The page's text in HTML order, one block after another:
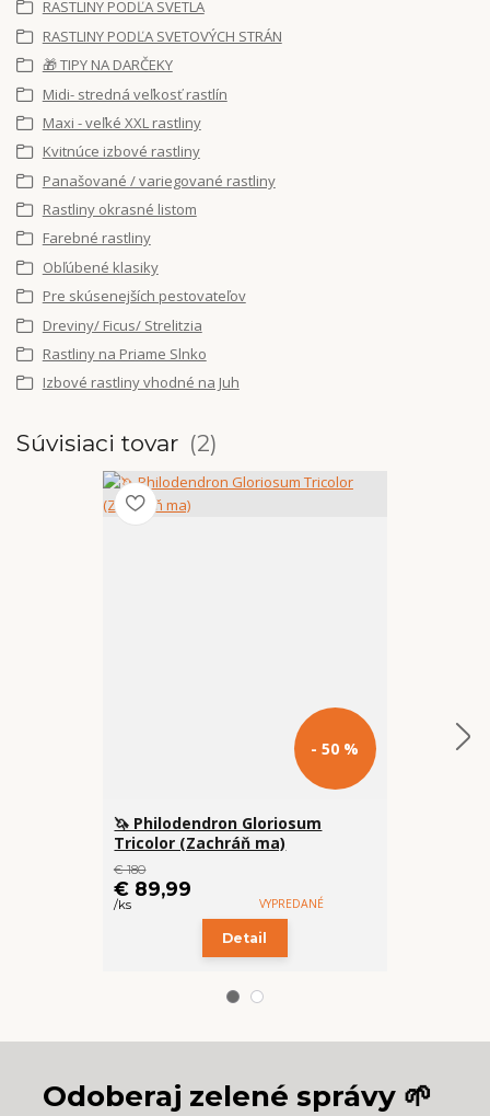
RASTLINY PODĽA SVETLA
RASTLINY PODĽA SVETOVÝCH STRÁN
🎁 TIPY NA DARČEKY
Midi- stredná veľkosť rastlín
Maxi - veľké XXL rastliny
Kvitnúce izbové rastliny
Panašované / variegované rastliny
Rastliny okrasné listom
Farebné rastliny
Obľúbené klasiky
Pre skúsenejších pestovateľov
Dreviny/ Ficus/ Strelitzia
Rastliny na Priame Slnko
Izbové rastliny vhodné na Juh
Súvisiaci tovar 2
- 50 %
🦄 Philodendron Gloriosum
Tricolor (Zachráň ma)
€ 180
€ 89,99
/ks VYPREDANÉ
Detail
Odoberaj zelené správy 🌱